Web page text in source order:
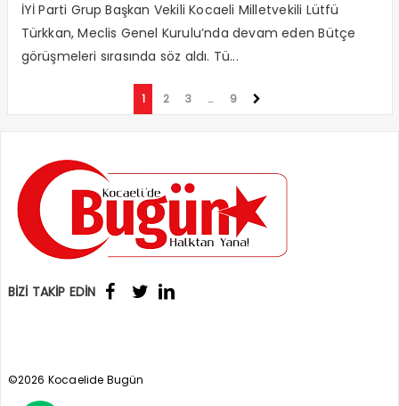
İYİ Parti Grup Başkan Vekili Kocaeli Milletvekili Lütfü
Türkkan, Meclis Genel Kurulu’nda devam eden Bütçe
görüşmeleri sırasında söz aldı. Tü...
1 2 3 … 9
BİZİ TAKİP EDİN
©2026 Kocaelide Bugün